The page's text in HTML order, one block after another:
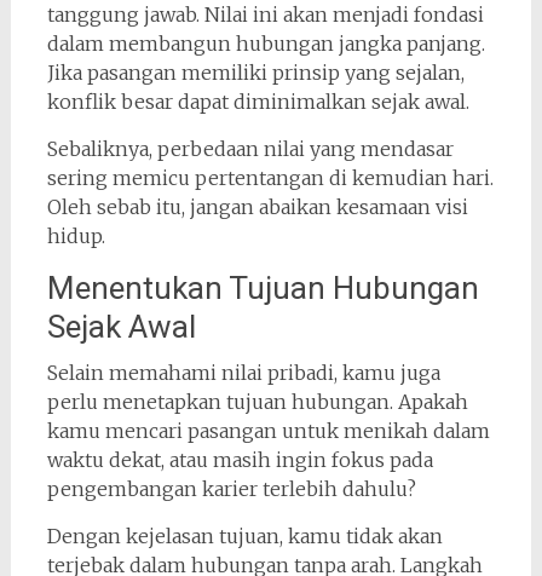
tanggung jawab. Nilai ini akan menjadi fondasi
dalam membangun hubungan jangka panjang.
Jika pasangan memiliki prinsip yang sejalan,
konflik besar dapat diminimalkan sejak awal.
Sebaliknya, perbedaan nilai yang mendasar
sering memicu pertentangan di kemudian hari.
Oleh sebab itu, jangan abaikan kesamaan visi
hidup.
Menentukan Tujuan Hubungan
Sejak Awal
Selain memahami nilai pribadi, kamu juga
perlu menetapkan tujuan hubungan. Apakah
kamu mencari pasangan untuk menikah dalam
waktu dekat, atau masih ingin fokus pada
pengembangan karier terlebih dahulu?
Dengan kejelasan tujuan, kamu tidak akan
terjebak dalam hubungan tanpa arah. Langkah